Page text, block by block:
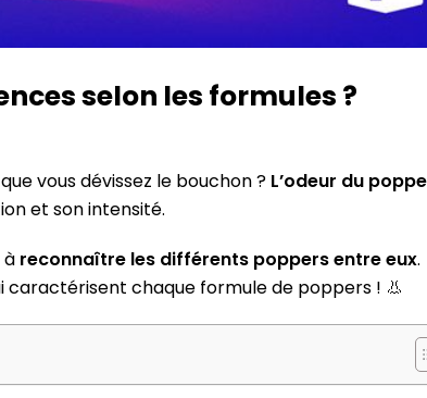
selon les formules ?
vous dévissez le bouchon ? L’odeur du
et son intensité.
à reconnaître les différents poppers entre eux.
caractérisent chaque formule de poppers ! 👃